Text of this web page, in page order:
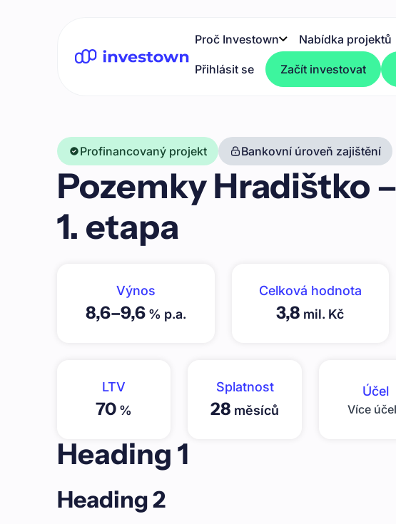
Proč Investown Nabídka projektů
Přihlásit se Začít investovat
Profinancovaný projekt Bankovní úroveň zajištění
Pozemky Hradištko
1. etapa
Výnos
8,6–9,6% p.a.
Celková hodnota
3,8 mil. Kč
LTV
70 %
Splatnost
28 měsíců
Účel
Více
Heading 1
Heading 2